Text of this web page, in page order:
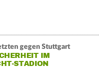
gegen Stuttgart
IM
STADION